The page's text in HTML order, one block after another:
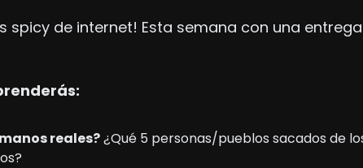
spicy de internet! Esta semana con una entrega
reales? ¿Qué 5 personas/pueblos sacados de